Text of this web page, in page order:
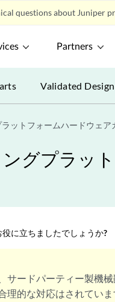
questions about Juniper
Partners
Validated
ットフォームハードウェア
グプラッ
に立ちましたでしょうか?
サードパーティー製機
理的な対応はされてい